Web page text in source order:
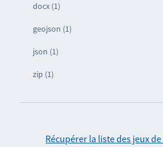
docx (1)
geojson (1)
json (1)
zip (1)
Récupérer la liste des jeux